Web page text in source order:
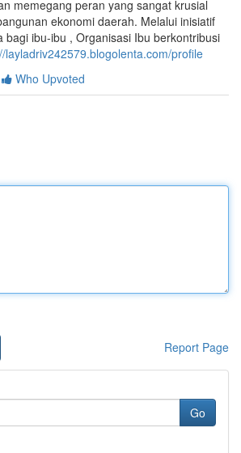
memegang peran yang sangat krusial
ekonomi daerah. Melalui inisiatif
bagi ibu-ibu , Organisasi Ibu berkontribusi
layladriv242579.blogolenta.com/profile
Who Upvoted
Report Page
Go